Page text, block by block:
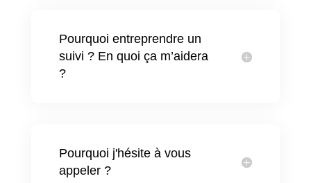
Pourquoi entreprendre un
suivi ? En quoi ça m’aidera
?
Pourquoi j'hésite à vous
appeler ?